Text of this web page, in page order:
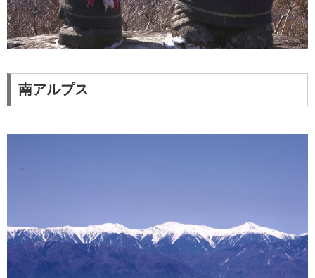
南アルプス